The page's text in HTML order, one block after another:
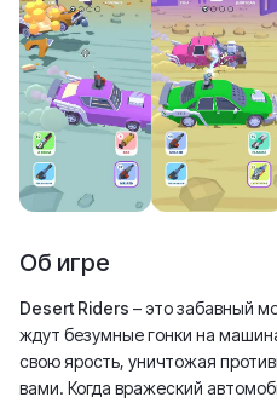
Об игре
Desert Riders – это забавный
ждут безумные гонки на
свою ярость, уничтожая
вами. Когда вражеский